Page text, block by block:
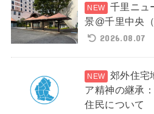
千里ニュ
景@千里中央
2026.08.07
郊外住宅
ア精神の継承
住民について